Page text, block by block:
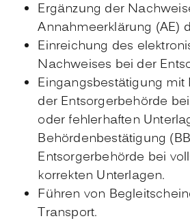
Ergänzung der
Annahmeerklärung (AE)
Einreichung des
Nachweises bei der
Eingangsbestätigung
der Entsorgerbehörde
oder fehlerhaften
Behördenbestätigung
Entsorgerbehörde bei
korrekten Unterlagen.
Führen von
Transport.